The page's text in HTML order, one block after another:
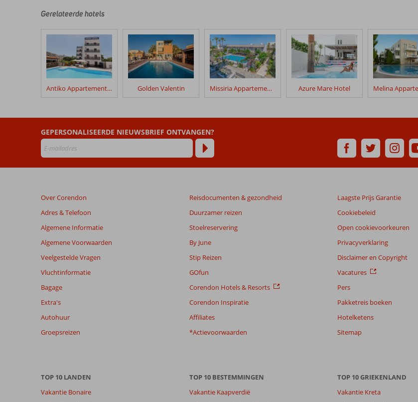
door
klanten
geschreven
na
hun
verblijf
Ilios
Beoordelingen
die
ouder
48
maanden
worden
niet
weergegeven
om
relevantie
garanderen.
onze
beoordelingen.
Gerelateerde hotels
Antiko Appartementen Golden Valentin Missiria Appartementen Azure Mare Hotel
GEPERSONALISEERDE NIEUWSBRIEF ONTVANGEN?
Over Corendon
Adres & Telefoon
Algemene Informatie
Algemene Voorwaarden
Veelgestelde Vragen
Vluchtinformatie
Bagage
Extra's
Autohuur
Groepsreizen
Reisdocumenten & gezondheid
Duurzamer reizen
Stoelreservering
By June
Stip Reizen
GOfun
Corendon Hotels & Resorts
Corendon Inspiratie
Affiliates
*Actievoorwaarden
Laagste Prijs Garantie
Cookiebeleid
Open cookievoorkeuren
Privacyverklaring
Disclaimer en Copyright
Vacatures
Pers
Pakketreis boeken
Hotelketens
Sitemap
TOP 10 LANDEN
Vakantie Bonaire
TOP 10 BESTEMMINGEN
Vakantie Kaapverdië
TOP 10 GRIEKENLAND
Vakantie Kreta